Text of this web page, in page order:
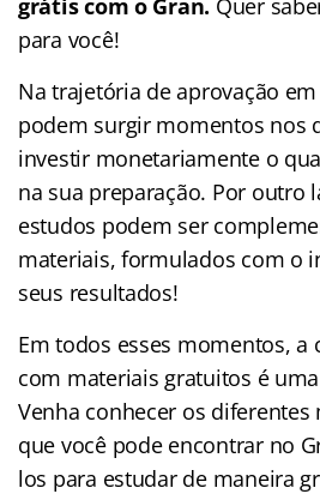
grátis com o Gran. Quer
para você!
Na trajetória de aprovação
podem surgir momentos nos
investir monetariamente o
na sua preparação. Por outro
estudos podem ser
materiais, formulados com o
seus resultados!
Em todos esses momentos, a
com materiais gratuitos é
Venha conhecer os
que você pode encontrar no
los para estudar de maneira